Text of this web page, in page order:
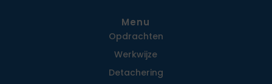
Menu
Opdrachten
Werkwijze
Detachering